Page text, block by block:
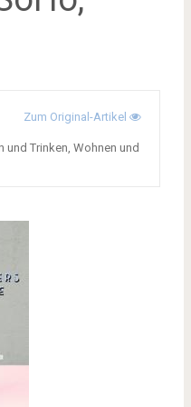
Zum Original-Artikel
und Trinken, Wohnen und